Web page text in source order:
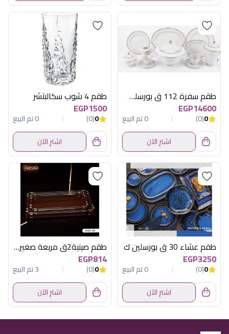
طقم سفرة 112 ق بورسلين اليجانت بيرل جولد
EGP14600
0
(0)
0 تم البيع
اشترِ الآن
طقم 4 شوب سكالبتشر
EGP1500
0
(0)
0 تم البيع
اشترِ الآن
طقم عشاء 30 ق بورسلين ك
EGP3250
0
(0)
0 تم البيع
اشترِ الآن
طقم صينية2ق مربعة صغيرة بنى فاتح اكسفورد
EGP814
0
(0)
3 تم البيع
اشترِ الآن